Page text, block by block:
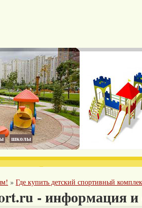
школы
» Где купить детский спортивный
- информация